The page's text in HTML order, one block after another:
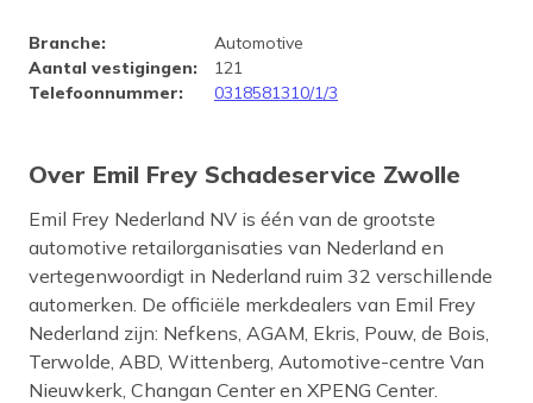
Bedrijfsprofiel Emil Frey
Branche:
Automotive
Aantal vestigingen:
121
Telefoonnummer: 0318581310/1/3
Over Emil Frey Schadeservice Zwolle
Emil Frey Nederland NV is één van de grootste
automotive retailorganisaties van Nederland en
vertegenwoordigt in Nederland ruim 32 verschillende
automerken. De officiële merkdealers van Emil Frey
Nederland zijn: Nefkens, AGAM, Ekris, Pouw, de Bois,
Terwolde, ABD, Wittenberg, Automotive-centre Van
Nieuwkerk, Changan Center en XPENG Center.